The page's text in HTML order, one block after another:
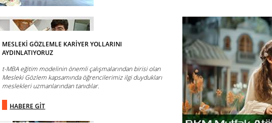
MESLEKİ GÖZLEMLE KARİYER YOLLARINI
AYDINLATIYORUZ
t-MBA eğitim modelinin önemli çalışmalarından birisi olan
Mesleki Gözlem kapsamında öğrencilerimiz ilgi duydukları
meslekleri uzmanlarından tanıdılar.
HABERE GİT